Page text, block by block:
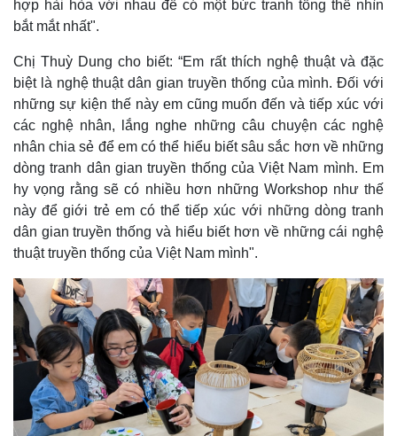
Pháp luật
Vụ án
Tin nóng
Tư vấn luật
Quân sự - Quốc phòng
Vũ khí
Việt Nam
Phân tích
hợp hài hòa với nhau để có một bức tranh tổng thể nhìn
bắt mắt nhất".
Chị Thuỳ Dung cho biết: “Em rất thích nghệ thuật và đặc
biệt là nghệ thuật dân gian truyền thống của mình. Đối với
những sự kiện thế này em cũng muốn đến và tiếp xúc với
các nghệ nhân, lắng nghe những câu chuyện các nghệ
nhân chia sẻ để em có thể hiểu biết sâu sắc hơn về những
dòng tranh dân gian truyền thống của Việt Nam mình. Em
hy vọng rằng sẽ có nhiều hơn những Workshop như thế
này để giới trẻ em có thể tiếp xúc với những dòng tranh
dân gian truyền thống và hiểu biết hơn về những cái nghệ
thuật truyền thống của Việt Nam mình".